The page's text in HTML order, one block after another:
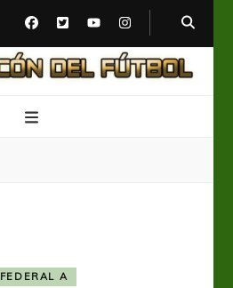
FEDERAL A